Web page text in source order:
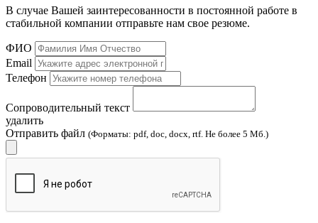
В случае Вашей заинтересованности в постоянной работе в
стабильной компании отправьте нам свое резюме.
ФИО
Email
Телефон
Сопроводительный текст
удалить
Отправить файл (Форматы: pdf, doc, docx, rtf. Не более 5 Мб.)